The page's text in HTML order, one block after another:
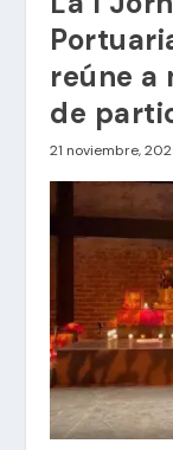
reúne a
de
21 noviembre,